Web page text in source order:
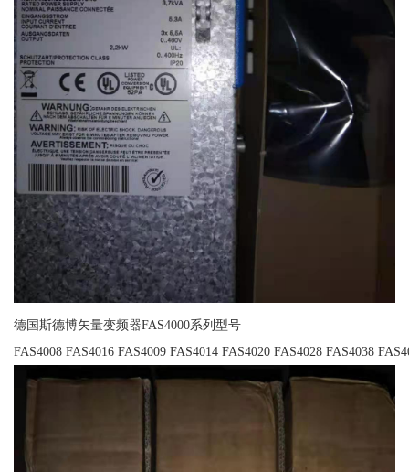
德国斯德博矢量变频器FAS4000系列型号
FAS4008 FAS4016 FAS4009 FAS4014 FAS4020 FAS4028 FAS4038